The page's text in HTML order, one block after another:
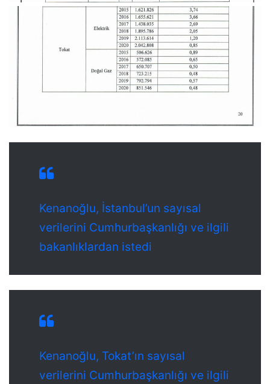
Kenanoğlu, İstanbul’un sayısal
verilerini Cumhurbaşkanlığı ve ilgili
bakanlıklardan istedi
Kenanoğlu, Tokat’ın sayısal
verilerini Cumhurbaşkanlığı ve ilgili